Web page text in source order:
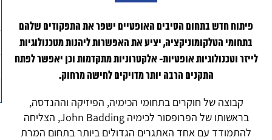
פיתוח חדש בתחום הסיבים האופטיים ישפר את התפקודים שלהם
בתחומי הטלקומוניקציה, יציע את האפשרות ליהנות מטכנולוגיות
לייזר וטכנולוגיות אופטיות- אלקטרוניות מתקדמות וכן יאפשר לפתח
התקנים הרבה יותר מדויקים לחישה מרחוק.
קבוצה של חוקרים בתחומי הכימיה, הפיזיקה וההנדסה,
בראשותו של הפרופסור לכימיה John Badding, הצליחה
להתמודד עם אחד האתגרים הגדולים ביותר בתחום המרת